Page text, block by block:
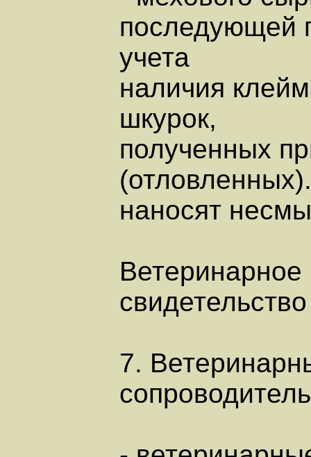
последующей
учета
наличия
шкурок,
полученных
наносят
Ветеринарное
7.